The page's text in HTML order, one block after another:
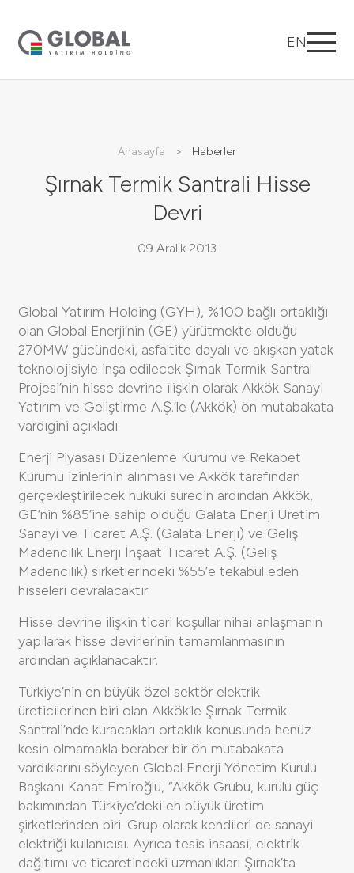
EN
Anasayfa Haberler
Şırnak Termik Santrali Hisse
Devri
09 Aralık 2013
Global Yatırım Holding (GYH), %100 bağlı ortaklığı
olan Global Enerji’nin (GE) yürütmekte olduğu
270MW gücündeki, asfaltite dayalı ve akışkan yatak
teknolojisiyle inşa edilecek Şırnak Termik Santral
Projesi’nin hisse devrine ilişkin olarak Akkök Sanayi
Yatırım ve Geliştirme A.Ş.’le (Akkök) ön mutabakata
vardıgini açıkladı.
Enerji Piyasası Düzenleme Kurumu ve Rekabet
Kurumu izinlerinin alınması ve Akkök tarafından
gerçekleştirilecek hukuki surecin ardından Akkök,
GE’nin %85’ine sahip olduğu Galata Enerji Üretim
Sanayi ve Ticaret A.Ş. (Galata Enerji) ve Geliş
Madencilik Enerji İnşaat Ticaret A.Ş. (Geliş
Madencilik) sirketlerindeki %55’e tekabül eden
hisseleri devralacaktır.
Hisse devrine ilişkin ticari koşullar nihai anlaşmanın
yapılarak hisse devirlerinin tamamlanmasının
ardından açıklanacaktır.
Türkiye’nin en büyük özel sektör elektrik
üreticilerinen biri olan Akkök’le Şırnak Termik
Santrali’nde kuracakları ortaklık konusunda henüz
kesin olmamakla beraber bir ön mutabakata
vardıklarını söyleyen Global Enerji Yönetim Kurulu
Başkanı Kanat Emiroğlu, “Akkök Grubu, kurulu güç
bakımından Türkiye’deki en büyük üretim
şirketlerinden biri. Grup olarak kendileri de sanayi
elektriği kullanıcısı. Ayrıca tesis insaasi, elektrik
dağıtımı ve ticaretindeki uzmanlıkları Şırnak’ta